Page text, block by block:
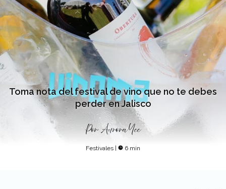
Toma nota del festival de vino que no te debes
perder en Jalisco
Por Aurora Yee
Festivales | 6 min